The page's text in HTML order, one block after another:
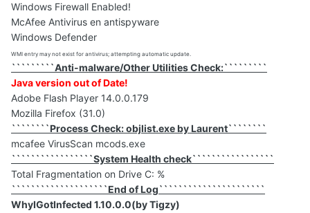
Windows Firewall Enabled!
McAfee Antivirus en antispyware
Windows Defender
WMI entry may not exist for antivirus; attempting automatic update.
`````````Anti-malware/Other Utilities Check:`````````
Java version out of Date!
Adobe Flash Player 14.0.0.179
Mozilla Firefox (31.0)
````````Process Check: objlist.exe by Laurent````````
mcafee VirusScan mcods.exe
`````````````````System Health check`````````````````
Total Fragmentation on Drive C: %
````````````````````End of Log``````````````````````
WhyIGotInfected 1.10.0.0(by Tigzy)